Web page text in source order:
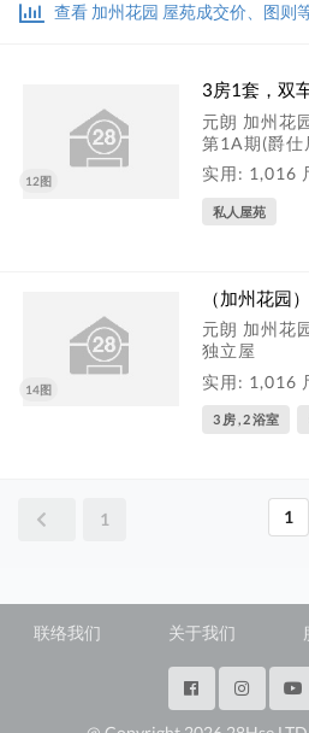
会所、泳池、运动设施、娱乐设施、美
查看 加州花园 屋苑成交价、图则
12图
3房1套，双
元朗 加州花
第1A期(爵仕
实用: 1,016
私人屋苑
14图
（加州花园
元朗 加州花
独立屋
实用: 1,016
3 房 , 2 浴室
1 1
联络我们 关于我们